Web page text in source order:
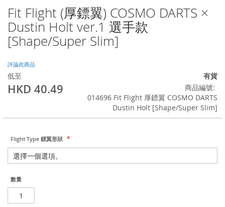
Fit Flight (厚鏢翼) COSMO DARTS ×
Dustin Holt ver.1 選手款
[Shape/Super Slim]
評論此商品
低至
HKD 40.49
有貨
商品編號
014696 Fit Flight 厚鏢翼 COSMO DARTS
Dustin Holt [Shape/Super Slim]
Flight Type 鏢翼形狀
數量
Skip
to
the
beginning
of
the
images
gallery